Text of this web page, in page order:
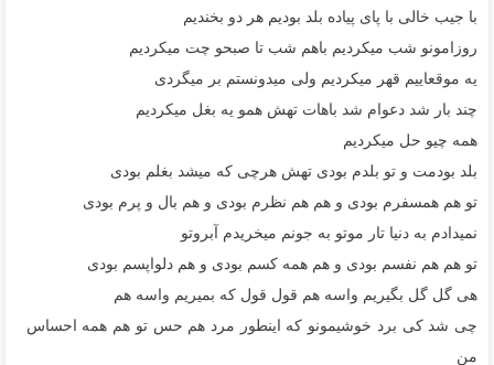
با جیب خالی با پای پیاده بلد بودیم هر دو بخندیم
روزامونو شب میکردیم باهم شب تا صبحو چت میکردیم
یه موقعاییم قهر میکردیم ولی میدونستم بر میگردی
چند بار شد دعوام شد باهات تهش همو یه بغل میکردیم
همه چیو حل میکردیم
بلد بودمت و تو بلدم بودی تهش هرچی که میشد بغلم بودی
تو هم همسفرم بودی و هم هم نظرم بودی و هم بال و پرم بودی
نمیدادم به دنیا تار موتو به جونم میخریدم آبروتو
تو هم هم نفسم بودی و هم همه کسم بودی و هم دلواپسم بودی
هی گل گل بگیریم واسه هم قول قول که بمیریم واسه هم
چی شد کی برد خوشیمونو که اینطور مرد هم حس تو هم همه احساس
من